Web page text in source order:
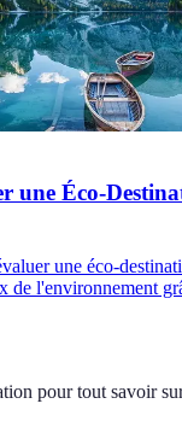
une Éco-
une éco-
de l'environnement
pour tout savoir